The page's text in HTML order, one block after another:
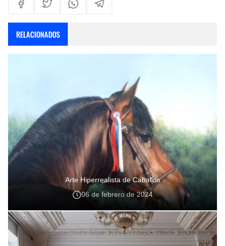
RELACIONADOS
Arte Hiperrealista de Caballos
06 de febrero de 2024